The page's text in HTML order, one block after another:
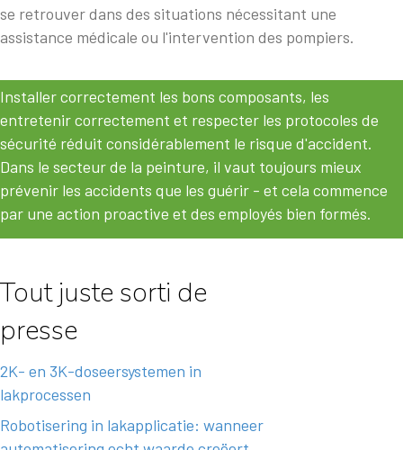
se retrouver dans des situations nécessitant une
assistance médicale ou l'intervention des pompiers.
Installer correctement les bons composants, les
entretenir correctement et respecter les protocoles de
sécurité réduit considérablement le risque d'accident.
Dans le secteur de la peinture, il vaut toujours mieux
prévenir les accidents que les guérir - et cela commence
par une action proactive et des employés bien formés.
Tout juste sorti de
presse
2K- en 3K-doseersystemen in
lakprocessen
Robotisering in lakapplicatie: wanneer